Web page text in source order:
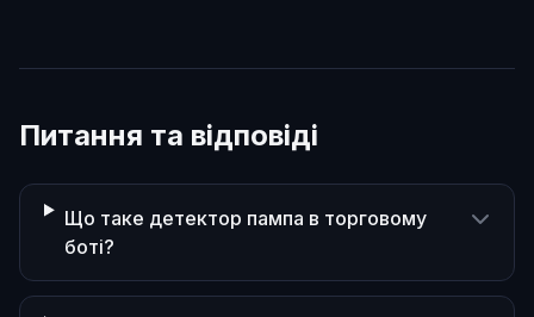
Питання та відповіді
Що таке детектор пампа в торговому
боті?